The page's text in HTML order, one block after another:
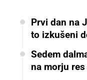
Prvi dan na
to izkušeni
Sedem
na morju